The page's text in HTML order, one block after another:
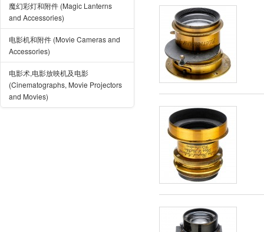
魔幻彩灯和附件 (Magic Lanterns
and Accessories)
电影机和附件 (Movie Cameras and
Accessories)
电影术,电影放映机及电影
(Cinematographs, Movie Projectors
and Movies)